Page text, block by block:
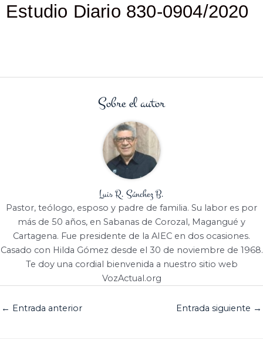
Estudio Diario 830-0904/2020
Sobre el autor
Luis R. Sánchez B.
Pastor, teólogo, esposo y padre de familia. Su labor es por
más de 50 años, en Sabanas de Corozal, Magangué y
Cartagena. Fue presidente de la AIEC en dos ocasiones.
Casado con Hilda Gómez desde el 30 de noviembre de 1968.
Te doy una cordial bienvenida a nuestro sitio web
VozActual.org
← Entrada anterior Entrada siguiente →